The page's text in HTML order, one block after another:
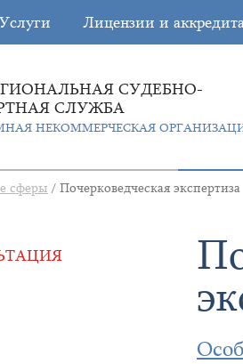
Лицензии и
СУДЕБНО-
СЛУЖБА
НЕКОММЕРЧЕСКАЯ
сферы / Почерковедческая экспертиза